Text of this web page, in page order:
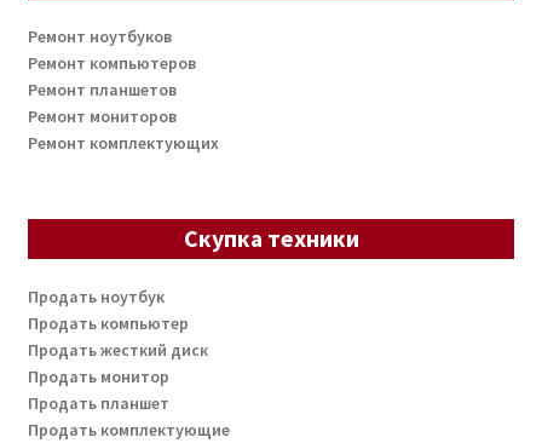
Ремонт ноутбуков
Ремонт компьютеров
Ремонт планшетов
Ремонт мониторов
Ремонт комплектующих
Скупка техники
Продать ноутбук
Продать компьютер
Продать жесткий диск
Продать монитор
Продать планшет
Продать комплектующие